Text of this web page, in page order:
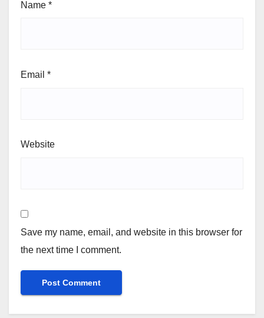
Name *
Email *
Website
Save my name, email, and website in this browser for
the next time I comment.